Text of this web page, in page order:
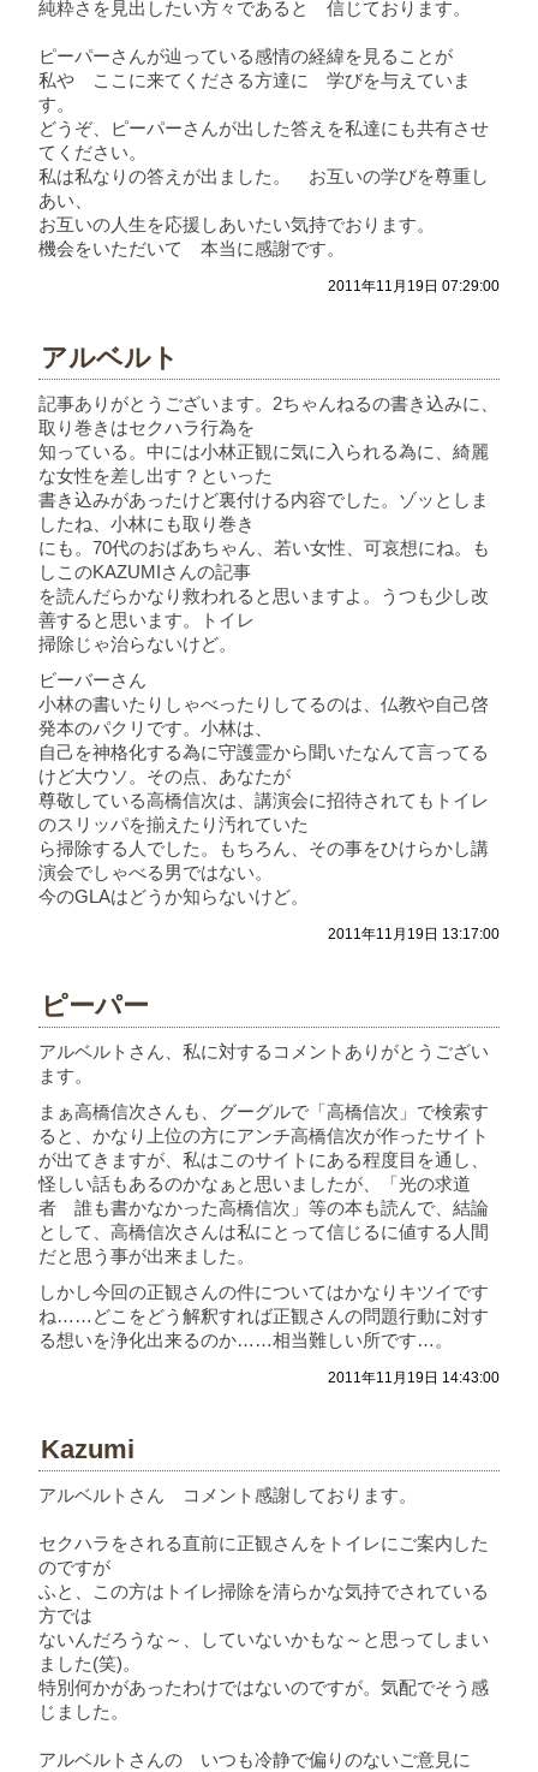
純粋さを見出したい方々であると 信じております。
ピーパーさんが辿っている感情の経緯を見ることが
私や ここに来てくださる方達に 学びを与えていま
す。
どうぞ、ピーパーさんが出した答えを私達にも共有させ
てください。
私は私なりの答えが出ました。 お互いの学びを尊重し
あい、
お互いの人生を応援しあいたい気持でおります。
機会をいただいて 本当に感謝です。
2011年11月19日 07:29:00
アルベルト
記事ありがとうございます。2ちゃんねるの書き込みに、
取り巻きはセクハラ行為を
知っている。中には小林正観に気に入られる為に、綺麗
な女性を差し出す？といった
書き込みがあったけど裏付ける内容でした。ゾッとしま
したね、小林にも取り巻き
にも。70代のおばあちゃん、若い女性、可哀想にね。も
しこのKAZUMIさんの記事
を読んだらかなり救われると思いますよ。うつも少し改
善すると思います。トイレ
掃除じゃ治らないけど。
ビーバーさん
小林の書いたりしゃべったりしてるのは、仏教や自己啓
発本のパクリです。小林は、
自己を神格化する為に守護霊から聞いたなんて言ってる
けど大ウソ。その点、あなたが
尊敬している高橋信次は、講演会に招待されてもトイレ
のスリッパを揃えたり汚れていた
ら掃除する人でした。もちろん、その事をひけらかし講
演会でしゃべる男ではない。
今のGLAはどうか知らないけど。
2011年11月19日 13:17:00
ピーパー
アルベルトさん、私に対するコメントありがとうござい
ます。
まぁ高橋信次さんも、グーグルで「高橋信次」で検索す
ると、かなり上位の方にアンチ高橋信次が作ったサイト
が出てきますが、私はこのサイトにある程度目を通し、
怪しい話もあるのかなぁと思いましたが、「光の求道
者 誰も書かなかった高橋信次」等の本も読んで、結論
として、高橋信次さんは私にとって信じるに値する人間
だと思う事が出来ました。
しかし今回の正観さんの件についてはかなりキツイです
ね……どこをどう解釈すれば正観さんの問題行動に対す
る想いを浄化出来るのか……相当難しい所です…。
2011年11月19日 14:43:00
Kazumi
アルベルトさん コメント感謝しております。
セクハラをされる直前に正観さんをトイレにご案内した
のですが
ふと、この方はトイレ掃除を清らかな気持でされている
方では
ないんだろうな～、していないかもな～と思ってしまい
ました(笑)。
特別何かがあったわけではないのですが。気配でそう感
じました。
アルベルトさんの いつも冷静で偏りのないご意見に